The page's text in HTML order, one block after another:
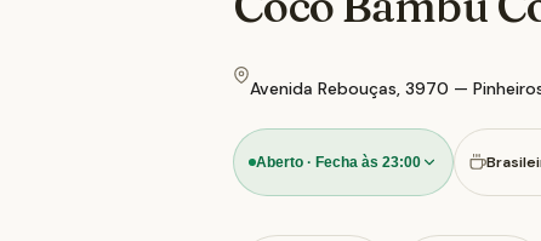
Avenida Rebouças, 3970 —
Aberto · Fecha às 23:00